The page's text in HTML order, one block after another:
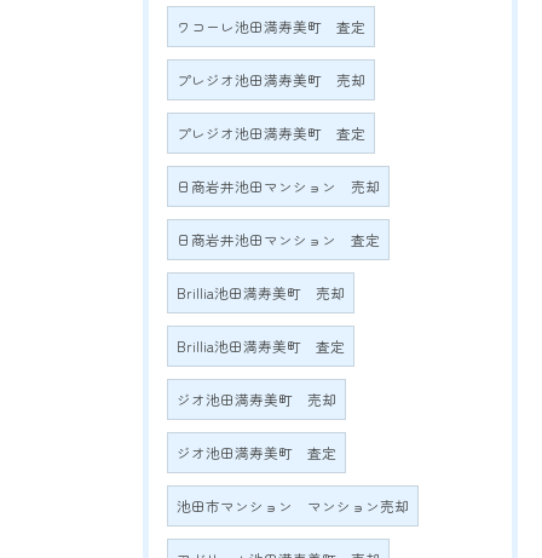
ワコーレ池田満寿美町 査定
プレジオ池田満寿美町 売却
プレジオ池田満寿美町 査定
日商岩井池田マンション 売却
日商岩井池田マンション 査定
Brillia池田満寿美町 売却
Brillia池田満寿美町 査定
ジオ池田満寿美町 売却
ジオ池田満寿美町 査定
池田市マンション マンション売却